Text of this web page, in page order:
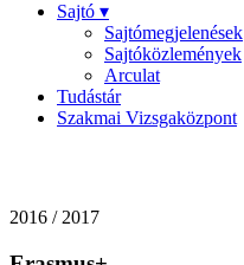
Sajtó ▾
Sajtómegjelenések
Sajtóközlemények
Arculat
Tudástár
Szakmai Vizsgaközpont
2016 / 2017